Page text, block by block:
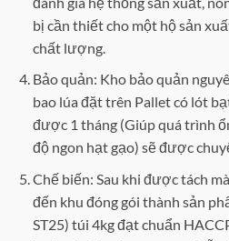
bị cần thiết cho một hộ sản
chất lượng.
Bảo quản: Kho bảo quản
bao lúa đặt trên Pallet có lót
được 1 tháng (Giúp quá trình
độ ngon hạt gạo) sẽ được
Chế biến: Sau khi được tách
đến khu đóng gói thành sản
ST25) túi 4kg đạt chuẩn